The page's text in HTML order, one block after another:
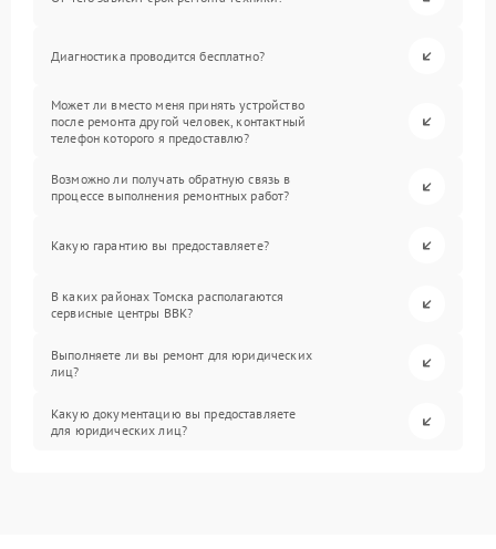
Диагностика проводится бесплатно?
Может ли вместо меня принять устройство
после ремонта другой человек, контактный
телефон которого я предоставлю?
Возможно ли получать обратную связь в
процессе выполнения ремонтных работ?
Какую гарантию вы предоставляете?
В каких районах Томска располагаются
сервисные центры BBK?
Выполняете ли вы ремонт для юридических
лиц?
Какую документацию вы предоставляете
для юридических лиц?